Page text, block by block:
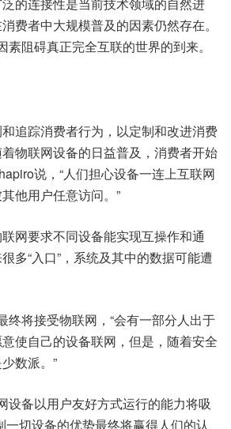
费者中大规模普及的因素仍然存在。
阻碍真正完全互联的世界的到来。
追踪消费者行为，以定制和改进消费
物联网设备的日益普及，消费者开始
说，“人们担心设备一连上互联网
他用户任意访问。”
网要求不同设备能实现互操作和通
多“入口”，系统及其中的数据可能遭
终将接受物联网，“会有一部分人出于
使自己的设备联网，但是，随着安全
数派。”
设备以用户友好方式运行的能力将吸
一切设备的优势最终将赢得人们的认